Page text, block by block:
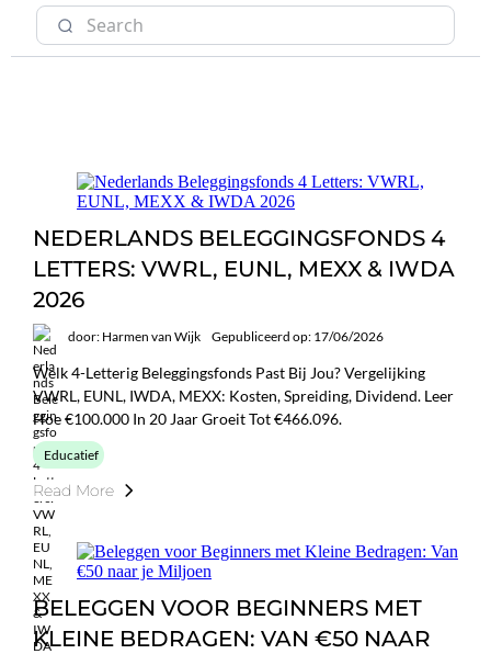
NEDERLANDS BELEGGINGSFONDS 4
LETTERS: VWRL, EUNL, MEXX & IWDA
2026
door: Harmen van Wijk Gepubliceerd op: 17/06/2026
Welk 4-Letterig Beleggingsfonds Past Bij Jou? Vergelijking
VWRL, EUNL, IWDA, MEXX: Kosten, Spreiding, Dividend. Leer
Hoe €100.000 In 20 Jaar Groeit Tot €466.096.
Educatief
Read More
BELEGGEN VOOR BEGINNERS MET
KLEINE BEDRAGEN: VAN €50 NAAR